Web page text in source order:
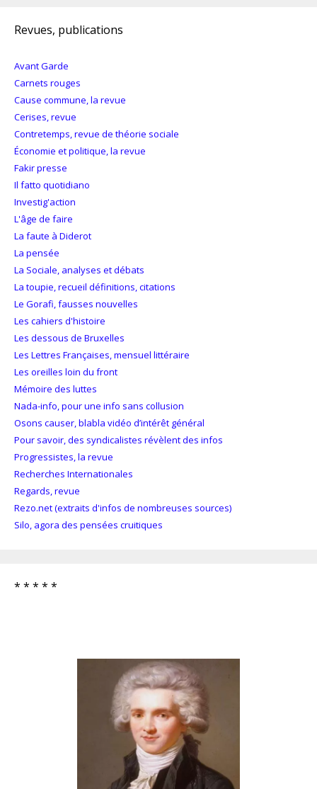
Revues, publications
Avant Garde
Carnets rouges
Cause commune, la revue
Cerises, revue
Contretemps, revue de théorie sociale
Économie et politique, la revue
Fakir presse
Il fatto quotidiano
Investig'action
L'âge de faire
La faute à Diderot
La pensée
La Sociale, analyses et débats
La toupie, recueil définitions, citations
Le Gorafi, fausses nouvelles
Les cahiers d'histoire
Les dessous de Bruxelles
Les Lettres Françaises, mensuel littéraire
Les oreilles loin du front
Mémoire des luttes
Nada-info, pour une info sans collusion
Osons causer, blabla vidéo d’intérêt général
Pour savoir, des syndicalistes révèlent des infos
Progressistes, la revue
Recherches Internationales
Regards, revue
Rezo.net (extraits d'infos de nombreuses sources)
Silo, agora des pensées cruitiques
* * * * *